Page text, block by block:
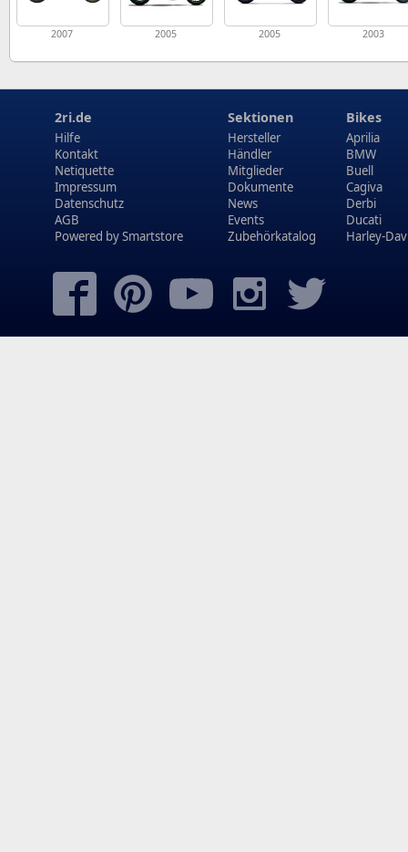
2007 2005 2005 2003
2ri.de
Hilfe
Kontakt
Netiquette
Impressum
Datenschutz
AGB
Powered bySmartstore
Sektionen
Hersteller
Händler
Mitglieder
Dokumente
News
Events
Zubehörkatalog
Bikes
Aprilia
BMW
Buell
Cagiva
Derbi
Ducati
Harley-